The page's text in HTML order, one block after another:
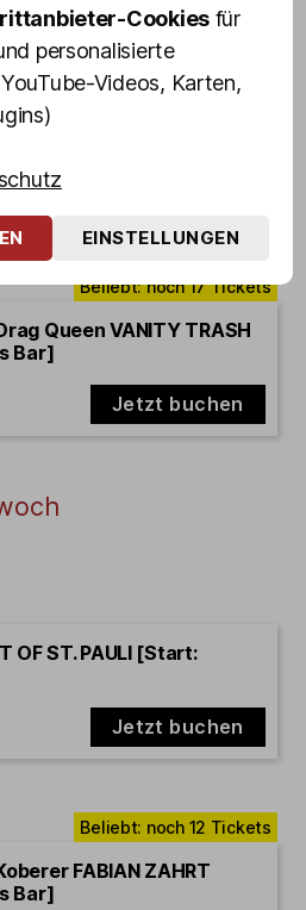
Queen VANITY TRASH
Bar]
Queen VANITY TRASH
Bar]
Jetzt buchen
OF ST. PAULI [Start:
Jetzt buchen
FABIAN ZAHRT
Bar]
Cookies für
personalisierte
Videos, Karten,
EINSTELLUNGEN